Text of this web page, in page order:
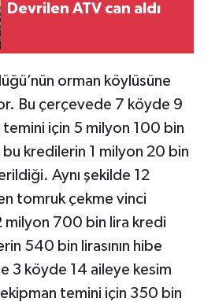
Devrilen ATV can aldı
orman köylüsüne
Bu çerçevede 7 köyde 9
için 5 milyon 100 bin
bu kredilerin 1 milyon 20 bin
Aynı şekilde 12
tomruk çekme vinci
milyon 700 bin lira kredi
540 bin lirasının hibe
3 köyde 14 aileye kesim
temini için 350 bin